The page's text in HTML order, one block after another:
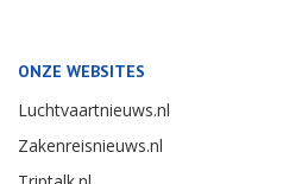
ONZE WEBSITES
Luchtvaartnieuws.nl
Zakenreisnieuws.nl